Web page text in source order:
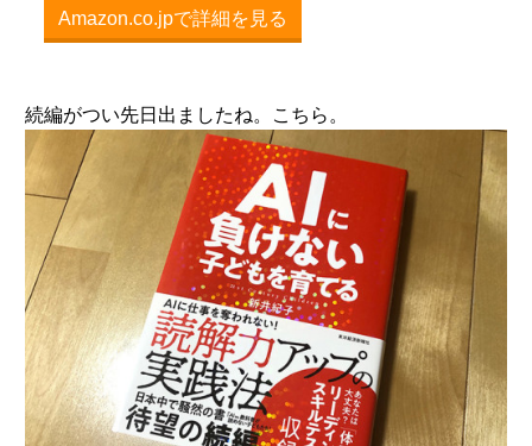
Amazon.co.jpで詳細を見る
続編がつい先日出ましたね。こちら。